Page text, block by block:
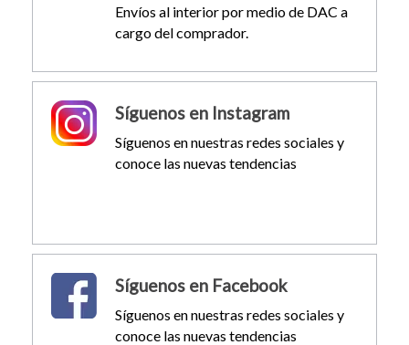
Envíos al interior por medio de DAC a
cargo del comprador.
Síguenos en Instagram
Síguenos en nuestras redes sociales y
conoce las nuevas tendencias
Síguenos en Facebook
Síguenos en nuestras redes sociales y
conoce las nuevas tendencias